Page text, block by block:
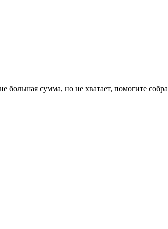
большая сумма, но не хватает, помогите